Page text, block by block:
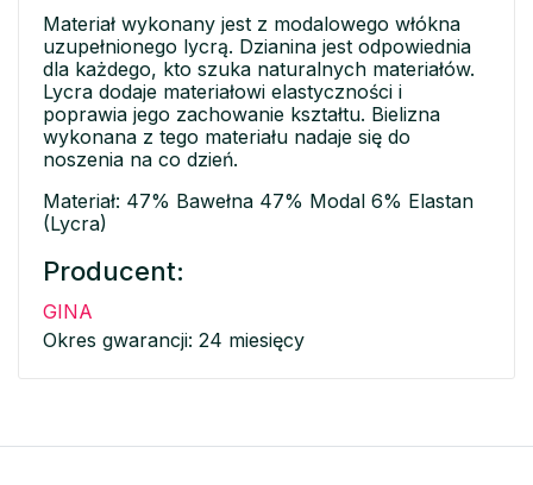
Materiał wykonany jest z modalowego włókna
uzupełnionego lycrą. Dzianina jest odpowiednia
dla każdego, kto szuka naturalnych materiałów.
Lycra dodaje materiałowi elastyczności i
poprawia jego zachowanie kształtu. Bielizna
wykonana z tego materiału nadaje się do
noszenia na co dzień.
Materiał: 47% Bawełna 47% Modal 6% Elastan
(Lycra)
Producent:
GINA
Okres gwarancji: 24 miesięcy